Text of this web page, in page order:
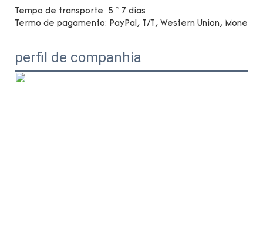
Tempo de transporte
5 ~ 7 dias
Termo de pagamento: PayPal, T/T, Western Union,
perfil de companhia